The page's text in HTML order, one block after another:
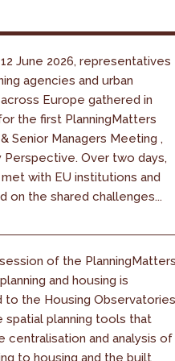
12 June 2026, representatives
agencies and urban
Europe gathered in
the first PlanningMatters
Senior Managers Meeting ,
Perspective. Over two days,
with EU institutions and
on the shared challenges...
of the
and housing is
to the Housing
spatial planning tools that
centralisation and analysis of
to housing and the built